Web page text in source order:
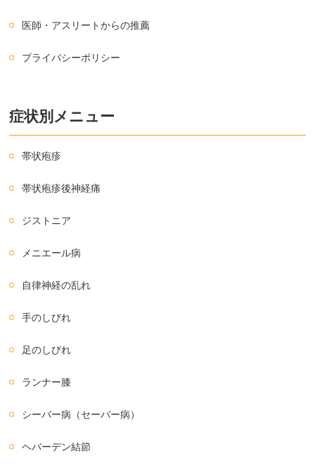
医師・アスリートからの推薦
プライバシーポリシー
症状別メニュー
帯状疱疹
帯状疱疹後神経痛
ジストニア
メニエール病
自律神経の乱れ
手のしびれ
足のしびれ
ランナー膝
シーバー病（セーバー病）
ヘバーデン結節